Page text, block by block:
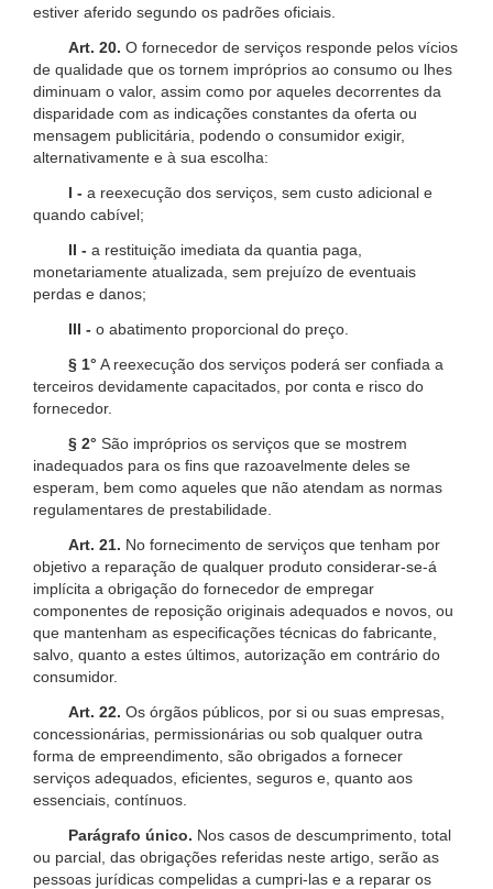
estiver aferido segundo os padrões oficiais.
Art. 20. O fornecedor de serviços responde pelos vícios
de qualidade que os tornem impróprios ao consumo ou lhes
diminuam o valor, assim como por aqueles decorrentes da
disparidade com as indicações constantes da oferta ou
mensagem publicitária, podendo o consumidor exigir,
alternativamente e à sua escolha:
I - a reexecução dos serviços, sem custo adicional e
quando cabível;
II - a restituição imediata da quantia paga,
monetariamente atualizada, sem prejuízo de eventuais
perdas e danos;
III - o abatimento proporcional do preço.
§ 1° A reexecução dos serviços poderá ser confiada a
terceiros devidamente capacitados, por conta e risco do
fornecedor.
§ 2° São impróprios os serviços que se mostrem
inadequados para os fins que razoavelmente deles se
esperam, bem como aqueles que não atendam as normas
regulamentares de prestabilidade.
Art. 21. No fornecimento de serviços que tenham por
objetivo a reparação de qualquer produto considerar-se-á
implícita a obrigação do fornecedor de empregar
componentes de reposição originais adequados e novos, ou
que mantenham as especificações técnicas do fabricante,
salvo, quanto a estes últimos, autorização em contrário do
consumidor.
Art. 22. Os órgãos públicos, por si ou suas empresas,
concessionárias, permissionárias ou sob qualquer outra
forma de empreendimento, são obrigados a fornecer
serviços adequados, eficientes, seguros e, quanto aos
essenciais, contínuos.
Parágrafo único. Nos casos de descumprimento, total
ou parcial, das obrigações referidas neste artigo, serão as
pessoas jurídicas compelidas a cumpri-las e a reparar os